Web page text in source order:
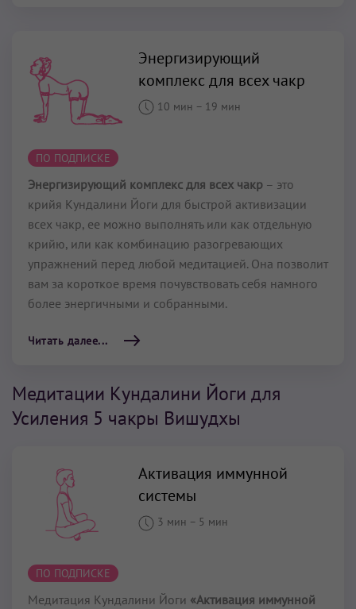
Энергизирующий
комплекс для всех чакр
10 мин – 19 мин
ПО ПОДПИСКЕ
Энергизирующий комплекс для всех чакр – это
крийя Кундалини Йоги для быстрой активизации
всех чакр, ее можно выполнять или как отдельную
крийю, или как комбинацию разогревающих
упражнений перед любой медитацией. Она позволит
вам за короткое время почувствовать себя намного
более энергичными и собранными.
Читать далее...
Медитации Кундалини Йоги для
Усиления 5 чакры Вишудхы
Активация иммунной
системы
3 мин – 5 мин
ПО ПОДПИСКЕ
Медитация Кундалини Йоги «Активация иммунной